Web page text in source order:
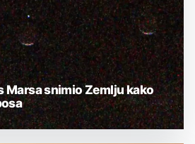
Marsa snimio Zemlju kako